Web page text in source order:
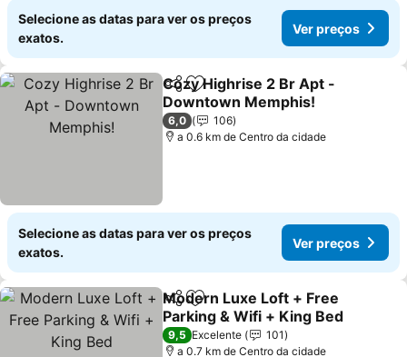
Selecione as datas para ver os preços
exatos.
Ver preços
PartilharAdicionar aos favoritos
Cozy Highrise 2 Br Apt -
Downtown Memphis!
Ver preços
6,0
106
a 0.6 km de Centro da cidade
Selecione as datas para ver os preços
exatos.
Ver preços
PartilharAdicionar aos favoritos
Modern Luxe Loft + Free
Parking & Wifi + King Bed
Ver preços
9,5 Excelente
101
a 0.7 km de Centro da cidade